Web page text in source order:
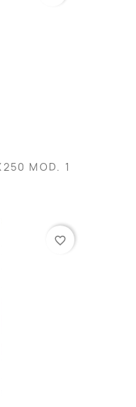
MOD. 1
favorite_border